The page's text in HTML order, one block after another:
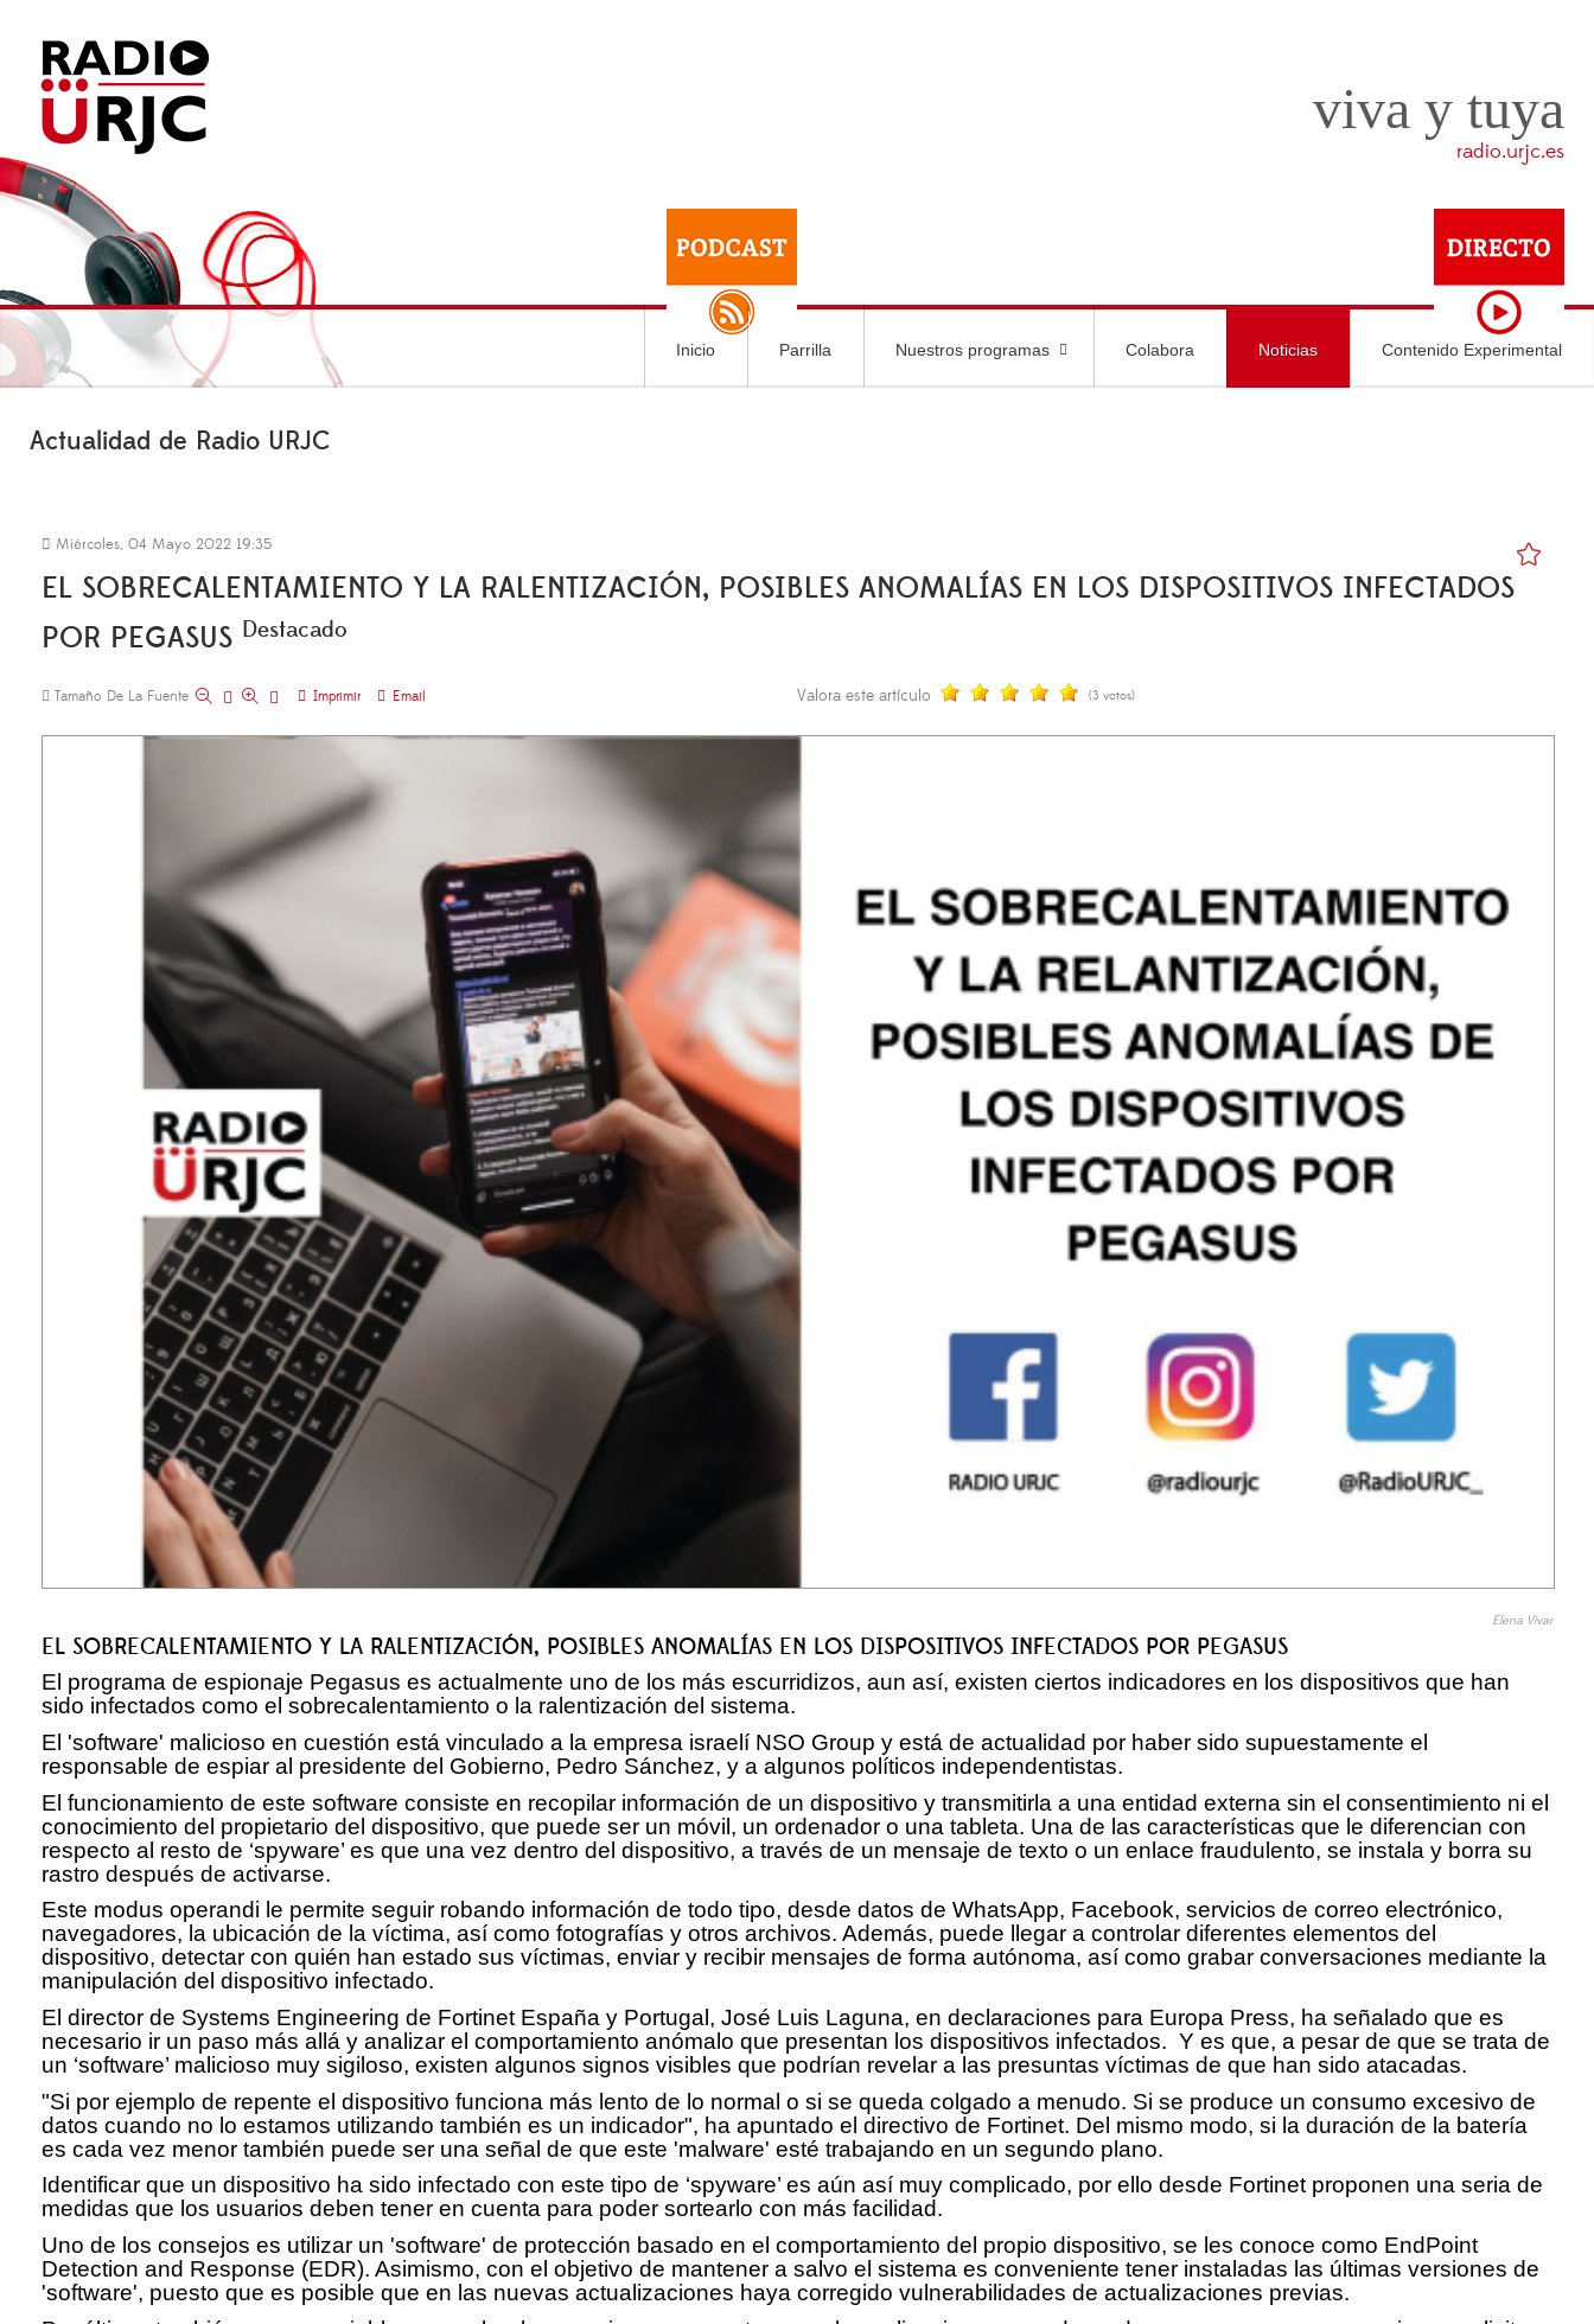
viva y tuya
radio.urjc.es
Inicio Parrilla Nuestros programas Colabora Noticias Contenido Experimental
Actualidad de Radio URJC
Miércoles, 04 Mayo 2022 19:35
EL SOBRECALENTAMIENTO Y LA RALENTIZACIÓN, POSIBLES ANOMALÍAS EN LOS DISPOSITIVOS INFECTADOS
POR PEGASUS Destacado
Tamaño De La Fuente Imprimir Email Valora este artículo (3 votos)
Elena Vivar
EL SOBRECALENTAMIENTO Y LA RALENTIZACIÓN, POSIBLES ANOMALÍAS EN LOS DISPOSITIVOS INFECTADOS POR PEGASUS
El programa de espionaje Pegasus es actualmente uno de los más escurridizos, aun así, existen ciertos indicadores en los dispositivos que han
sido infectados como el sobrecalentamiento o la ralentización del sistema.
El 'software' malicioso en cuestión está vinculado a la empresa israelí NSO Group y está de actualidad por haber sido supuestamente el
responsable de espiar al presidente del Gobierno, Pedro Sánchez, y a algunos políticos independentistas.
El funcionamiento de este software consiste en recopilar información de un dispositivo y transmitirla a una entidad externa sin el consentimiento ni el
conocimiento del propietario del dispositivo, que puede ser un móvil, un ordenador o una tableta. Una de las características que le diferencian con
respecto al resto de ‘spyware’ es que una vez dentro del dispositivo, a través de un mensaje de texto o un enlace fraudulento, se instala y borra su
rastro después de activarse.
Este modus operandi le permite seguir robando información de todo tipo, desde datos de WhatsApp, Facebook, servicios de correo electrónico,
navegadores, la ubicación de la víctima, así como fotografías y otros archivos. Además, puede llegar a controlar diferentes elementos del
dispositivo, detectar con quién han estado sus víctimas, enviar y recibir mensajes de forma autónoma, así como grabar conversaciones mediante la
manipulación del dispositivo infectado.
El director de Systems Engineering de Fortinet España y Portugal, José Luis Laguna, en declaraciones para Europa Press, ha señalado que es
necesario ir un paso más allá y analizar el comportamiento anómalo que presentan los dispositivos infectados. Y es que, a pesar de que se trata de
un ‘software’ malicioso muy sigiloso, existen algunos signos visibles que podrían revelar a las presuntas víctimas de que han sido atacadas.
"Si por ejemplo de repente el dispositivo funciona más lento de lo normal o si se queda colgado a menudo. Si se produce un consumo excesivo de
datos cuando no lo estamos utilizando también es un indicador", ha apuntado el directivo de Fortinet. Del mismo modo, si la duración de la batería
es cada vez menor también puede ser una señal de que este 'malware' esté trabajando en un segundo plano.
Identificar que un dispositivo ha sido infectado con este tipo de ‘spyware’ es aún así muy complicado, por ello desde Fortinet proponen una seria de
medidas que los usuarios deben tener en cuenta para poder sortearlo con más facilidad.
Uno de los consejos es utilizar un 'software' de protección basado en el comportamiento del propio dispositivo, se les conoce como EndPoint
Detection and Response (EDR). Asimismo, con el objetivo de mantener a salvo el sistema es conveniente tener instaladas las últimas versiones de
'software', puesto que es posible que en las nuevas actualizaciones haya corregido vulnerabilidades de actualizaciones previas.